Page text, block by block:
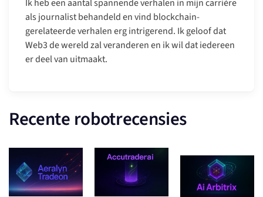
Ik heb een aantal spannende verhalen in mijn carrière
als journalist behandeld en vind blockchain-
gerelateerde verhalen erg intrigerend. Ik geloof dat
Web3 de wereld zal veranderen en ik wil dat iedereen
er deel van uitmaakt.
Recente robotrecensies